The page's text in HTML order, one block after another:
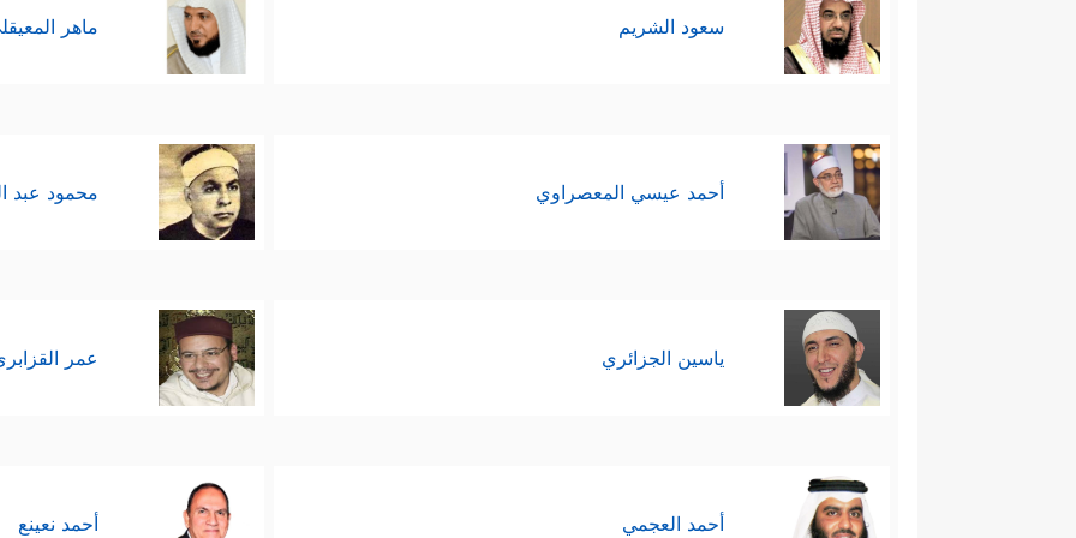
سعود الشريم ماهر
أحمد عيسي المعصراوي محمود عبد
ياسين الجزائري عمر
أحمد العجمي أحمد نعينع